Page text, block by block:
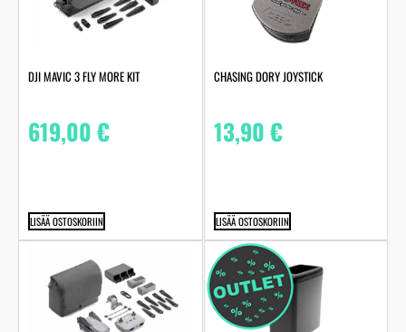
DJI MAVIC 3 FLY MORE KIT
619,00€
LISÄÄ OSTOSKORIIN
CHASING DORY JOYSTICK
13,90€
LISÄÄ OSTOSKORIIN